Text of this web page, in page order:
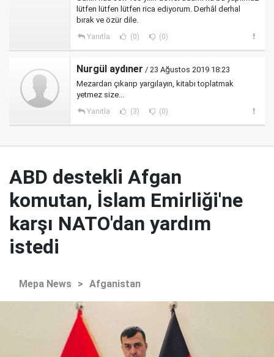
lütfen lütfen lütfen rica ediyorum. Derhâl derhal
bırak ve özür dile.
Yanıtla (0) (0)
Nurgül aydıner / 23 Ağustos 2019 18:23
Mezardan çıkarıp yargılayın, kitabı toplatmak
yetmez size...
Yanıtla (3) (0)
ABD destekli Afgan
komutan, İslam Emirliği'ne
karşı NATO'dan yardım
istedi
Mepa News > Afganistan